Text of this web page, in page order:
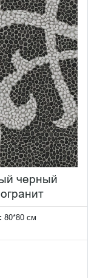
черный
80*80 см